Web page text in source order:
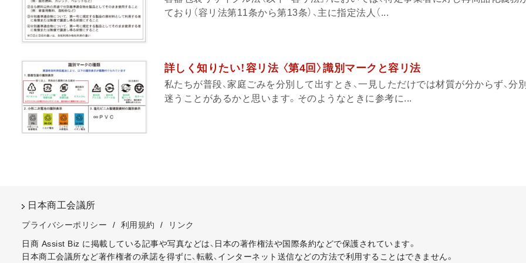
ており（容リ法第11条から第13条）、主に指定法人（...
詳しく知りたい！容リ法 〈第4回〉識別マークと容リ法
私たちが普段、家庭ごみを分別して出すとき、一見しただけでは材質が分からず、分
迷うことがあるかと思います。そのようなときに参考に...
日本商工会議所
プライバシーポリシー / 利用規約 /
リンク
日商 Assist Biz に掲載している記事や写真などは、日本の著作権法や国際条約などで保護されています。
日本商工会議所など著作権者の承諾を得ずに、転載、インターネット送信などの方法で利用することはできません。